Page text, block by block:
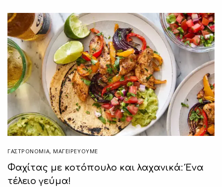
ΓΑΣΤΡΟΝΟΜΙΑ, ΜΑΓΕΙΡΕΎΟΥΜΕ
Φαχίτας με κοτόπουλο και λαχανικά: Ένα
τέλειο γεύμα!